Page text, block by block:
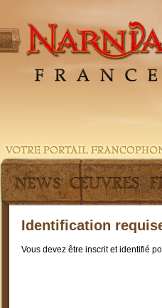
Identification
Vous devez être inscrit et identifié